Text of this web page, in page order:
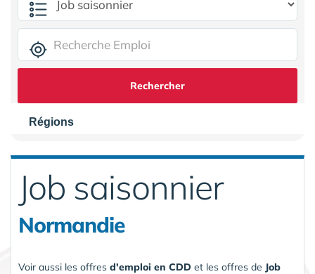
Rechercher
Régions
Job saisonnier
Normandie
Voir aussi les offres d'emploi en CDD et les offres de Job